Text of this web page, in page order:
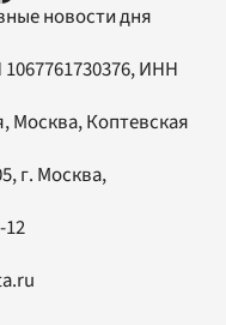
новости дня
ИНН
Москва, Коптевская
, г. Москва,
12